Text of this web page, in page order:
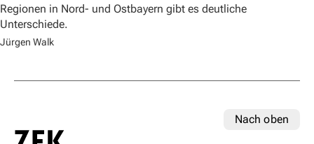
Regionen in Nord- und Ostbayern gibt es deutliche
Unterschiede.
Jürgen Walk
Nach oben